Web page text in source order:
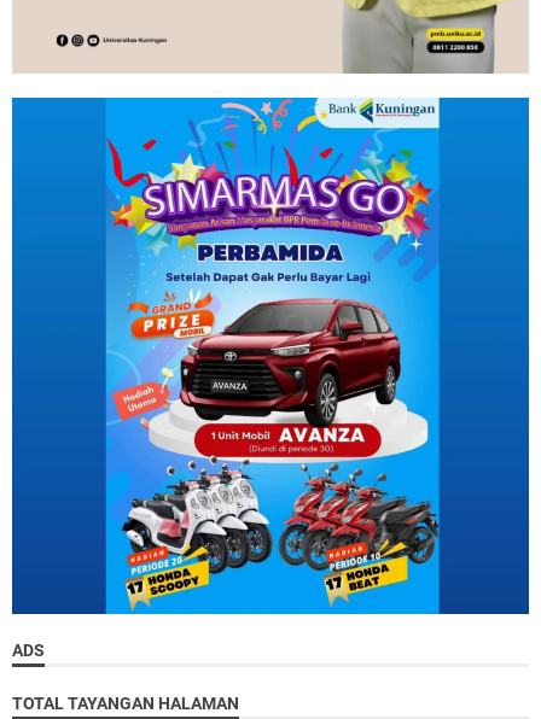
ADS
TOTAL TAYANGAN HALAMAN